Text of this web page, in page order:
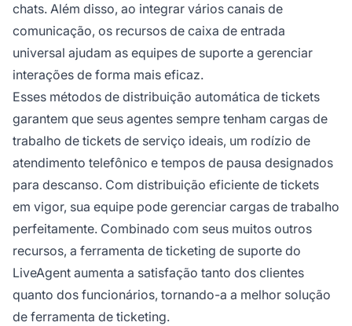
chats. Além disso, ao integrar vários canais de
comunicação, os recursos de caixa de entrada
universal ajudam as equipes de suporte a gerenciar
interações de forma mais eficaz.
Esses métodos de distribuição automática de tickets
garantem que seus agentes sempre tenham cargas de
trabalho de tickets de serviço ideais, um rodízio de
atendimento telefônico e tempos de pausa designados
para descanso. Com distribuição eficiente de tickets
em vigor, sua equipe pode gerenciar cargas de trabalho
perfeitamente. Combinado com seus muitos outros
recursos, a ferramenta de ticketing de suporte do
LiveAgent aumenta a satisfação tanto dos clientes
quanto dos funcionários, tornando-a a melhor solução
de ferramenta de ticketing.